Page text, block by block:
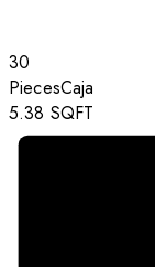
30
PiecesCaja
5.38 SQFT